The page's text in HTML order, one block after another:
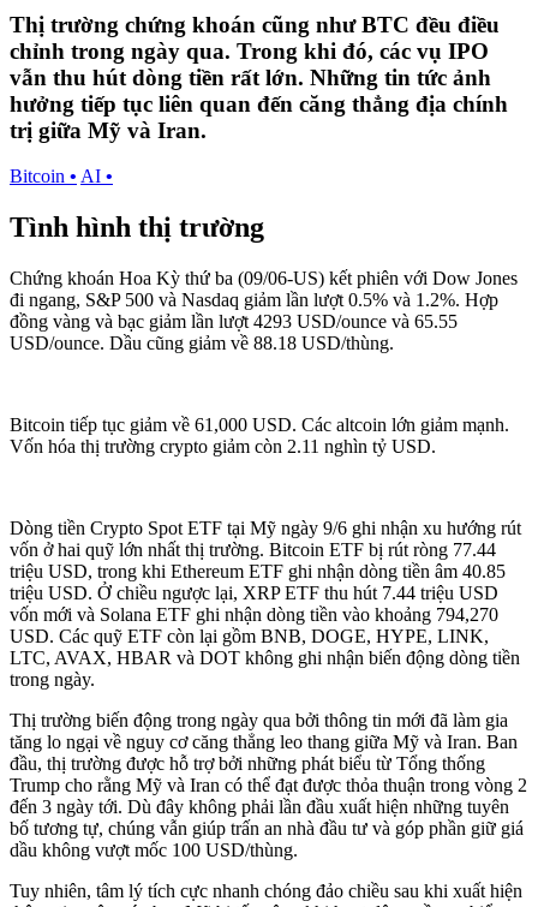
Thị trường chứng khoán cũng như BTC đều điều
chỉnh trong ngày qua. Trong khi đó, các vụ IPO
vẫn thu hút dòng tiền rất lớn. Những tin tức ảnh
hưởng tiếp tục liên quan đến căng thẳng địa chính
trị giữa Mỹ và Iran.
Bitcoin • AI •
Tình hình thị trường
Chứng khoán Hoa Kỳ thứ ba (09/06-US) kết phiên với Dow Jones
đi ngang, S&P 500 và Nasdaq giảm lần lượt 0.5% và 1.2%. Hợp
đồng vàng và bạc giảm lần lượt 4293 USD/ounce và 65.55
USD/ounce. Dầu cũng giảm về 88.18 USD/thùng.
Bitcoin tiếp tục giảm về 61,000 USD. Các altcoin lớn giảm mạnh.
Vốn hóa thị trường crypto giảm còn 2.11 nghìn tỷ USD.
Dòng tiền Crypto Spot ETF tại Mỹ ngày 9/6 ghi nhận xu hướng rút
vốn ở hai quỹ lớn nhất thị trường. Bitcoin ETF bị rút ròng 77.44
triệu USD, trong khi Ethereum ETF ghi nhận dòng tiền âm 40.85
triệu USD. Ở chiều ngược lại, XRP ETF thu hút 7.44 triệu USD
vốn mới và Solana ETF ghi nhận dòng tiền vào khoảng 794,270
USD. Các quỹ ETF còn lại gồm BNB, DOGE, HYPE, LINK,
LTC, AVAX, HBAR và DOT không ghi nhận biến động dòng tiền
trong ngày.
Thị trường biến động trong ngày qua bởi thông tin mới đã làm gia
tăng lo ngại về nguy cơ căng thẳng leo thang giữa Mỹ và Iran. Ban
đầu, thị trường được hỗ trợ bởi những phát biểu từ Tổng thống
Trump cho rằng Mỹ và Iran có thể đạt được thỏa thuận trong vòng 2
đến 3 ngày tới. Dù đây không phải lần đầu xuất hiện những tuyên
bố tương tự, chúng vẫn giúp trấn an nhà đầu tư và góp phần giữ giá
dầu không vượt mốc 100 USD/thùng.
Tuy nhiên, tâm lý tích cực nhanh chóng đảo chiều sau khi xuất hiện